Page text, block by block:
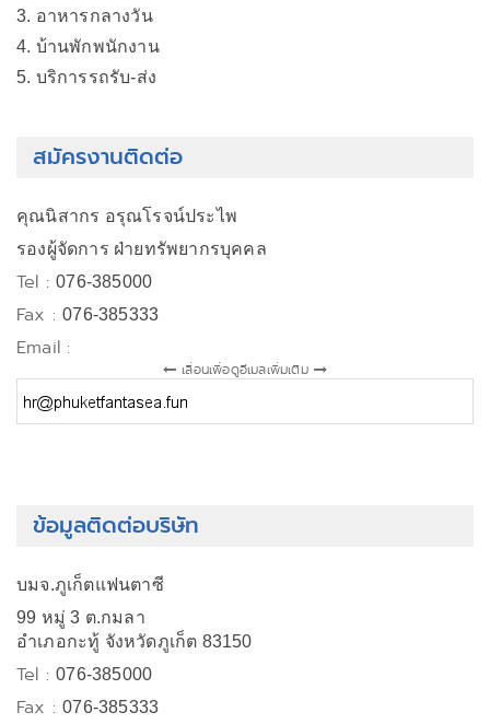
3. อาหารกลางวัน
4. บ้านพักพนักงาน
5. บริการรถรับ-ส่ง
สมัครงานติดต่อ
คุณนิสากร อรุณโรจน์ประไพ
รองผู้จัดการ ฝ่ายทรัพยากรบุคคล
Tel :076-385000
Fax :076-385333
Email :
เลื่อนเพื่อดูอีเมลเพิ่มเติม
ข้อมูลติดต่อบริษัท
บมจ.ภูเก็ตแฟนตาซี
99 หมู่ 3 ต.กมลา
อำเภอกะทู้ จังหวัดภูเก็ต 83150
Tel :076-385000
Fax :076-385333